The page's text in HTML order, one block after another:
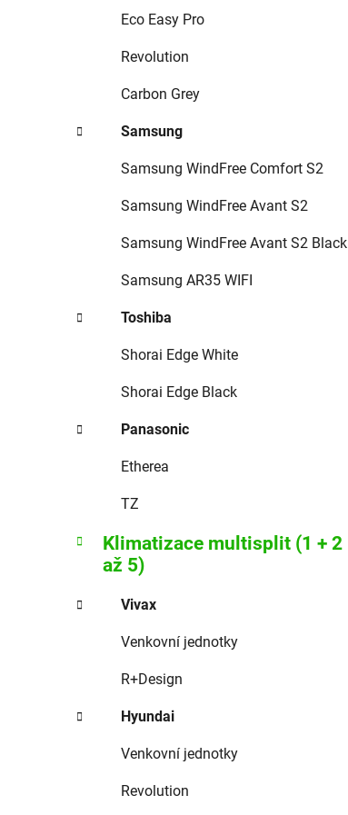
Eco Easy Pro
Revolution
Carbon Grey
Samsung
Samsung WindFree Comfort S2
Samsung WindFree Avant S2
Samsung WindFree Avant S2 Black
Samsung AR35 WIFI
Toshiba
Shorai Edge White
Shorai Edge Black
Panasonic
Etherea
TZ
Klimatizace multisplit (1 + 2
až 5)
Vivax
Venkovní jednotky
R+Design
Hyundai
Venkovní jednotky
Revolution